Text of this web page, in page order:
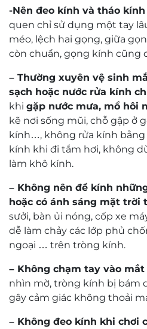
Với mức giá1.580.000 VNĐ,
KZCTT9025_C2.Clà lựa
muốn sở hữu một chiếc
mức giá hợp lý. Khi mua tại
Cam kết chính hãng
phiếu bảo hành.
Tư vấn kỹ thuật & hỗ
đảm bảo tròng kính phù
dụng.
phí trong suốt quá trình
Gọng kínhZiozia
phụ kiện thời trang mà còn
tinh tế và đẳng cấp cá nhân
-Nên đeo kính và tháo
quen chỉ sử dụng một tay
méo, lệch hai gọng, giữa
còn chuẩn, gọng kính cũng
– Thường xuyên vệ sinh
sạch hoặc nước rửa kính
khi gặp nước mưa, mồ hôi
kẽ nơi sống mũi, chỗ gập ở
kính…, không rửa kính
kính khi đi tắm hơi, không
làm khô kính.
– Không nên để kính
hoặc có ánh sáng mặt trời
sưởi, bàn ủi nóng, cốp xe
dễ làm chảy các lớp phủ
ngoại … trên tròng kính.
– Không chạm tay vào
nhìn mờ, tròng kính bị bám
gây cảm giác không thoải
– Không đeo kính khi chơi